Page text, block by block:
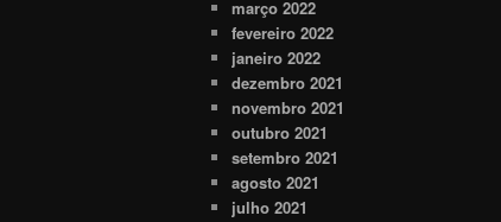
março 2022
fevereiro 2022
janeiro 2022
dezembro 2021
novembro 2021
outubro 2021
setembro 2021
agosto 2021
julho 2021